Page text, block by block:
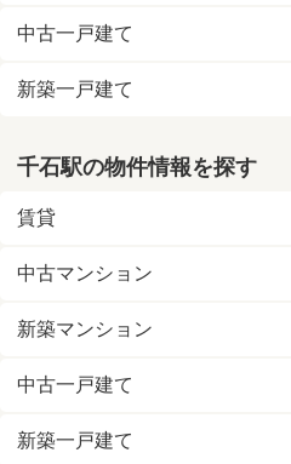
中古一戸建て
新築一戸建て
千石駅の物件情報を探す
賃貸
中古マンション
新築マンション
中古一戸建て
新築一戸建て